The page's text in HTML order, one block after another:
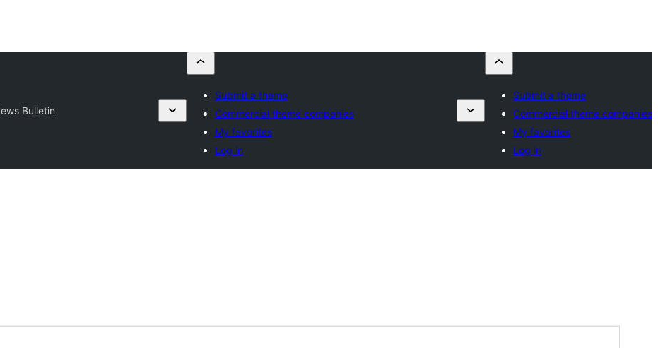
Bulletin
Submit a theme
Commercial theme companies
My favorites
Log in
Submit a theme
Commercial theme companies
My favorites
Log in